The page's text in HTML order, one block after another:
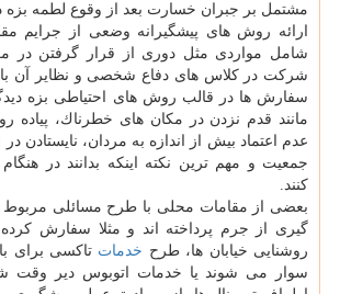
مشتمل بر جبران خسارت بعد از وقوع لطمه
ارائه روش های پیشگیرانه وضعی از جرایم
شامل مواردی مثل دوری از قرار گرفتن در
شركت در كلاس های دفاع شخصی و نظایر آن
سفارش ها در قالب روش های احتیاطی بزه
مانند قدم نزدن در مكان های خطرناك، پیاده
عدم اعتماد بیش از اندازه به مردان، نایستادن
جمعیت و مهم ترین نكته اینكه بدانند در
كنند.
بعضی از مقامات محلی با طرح مسائلی
گیری از جرم پرداخته اند و مثلا سفارش
روشنایی خیابان ها، طرح خدمات تاكسی برای
سوار می شوند یا خدمات اتوبوس دیر وقت